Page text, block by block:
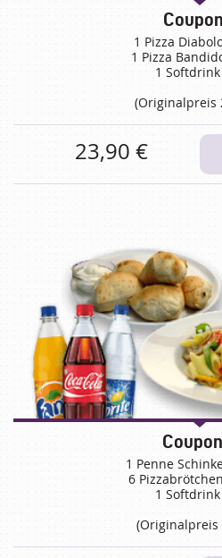
1 Pizza
1 Pizza
1 Softdrink
(Originalpreis
23,90 €
1 Penne
6
1 Softdrink
(Originalpreis